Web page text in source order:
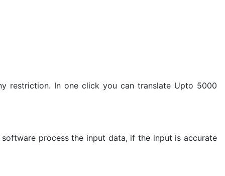
restriction. In one click you can translate Upto 5000
process the input data, if the input is accurate